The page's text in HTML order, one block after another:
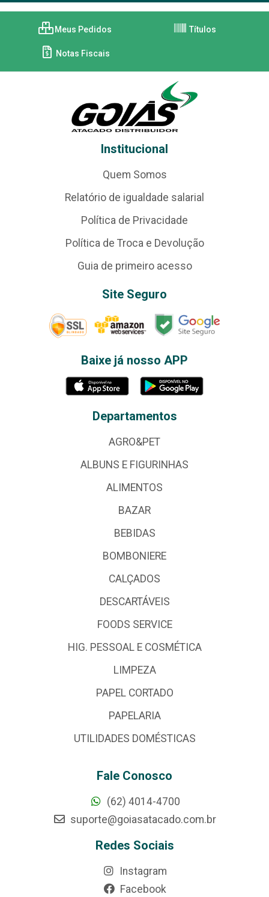
Meus Pedidos Títulos
Notas Fiscais
Institucional
Quem Somos
Relatório de igualdade salarial
Política de Privacidade
Política de Troca e Devolução
Guia de primeiro acesso
Site Seguro
Baixe já nosso APP
Departamentos
AGRO&PET
ALBUNS E FIGURINHAS
ALIMENTOS
BAZAR
BEBIDAS
BOMBONIERE
CALÇADOS
DESCARTÁVEIS
FOODS SERVICE
HIG. PESSOAL E COSMÉTICA
LIMPEZA
PAPEL CORTADO
PAPELARIA
UTILIDADES DOMÉSTICAS
Fale Conosco
(62) 4014-4700
suporte@goiasatacado.com.br
Redes Sociais
Instagram
Facebook